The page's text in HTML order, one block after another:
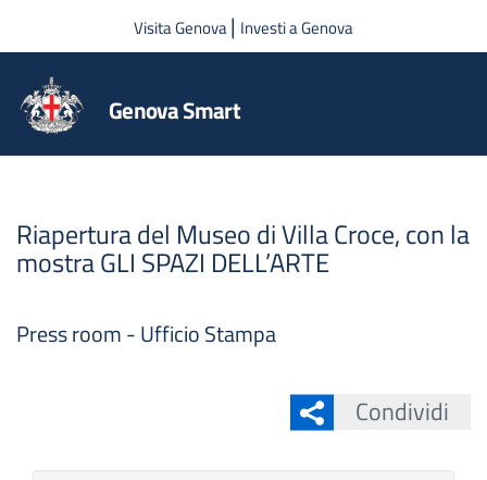
Salta al contenuto principale
Visita Genova| Investi a Genova
Genova Smart
Riapertura del Museo di Villa Croce, con la
mostra GLI SPAZI DELL’ARTE
Press room - Ufficio Stampa
Condividi